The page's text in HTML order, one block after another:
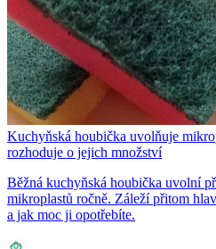
Kuchyňská houbička uvolňuje
rozhoduje o jejich množství
Běžná kuchyňská houbička uvolní
mikroplastů ročně. Záleží přitom
a jak moc ji opotřebíte.